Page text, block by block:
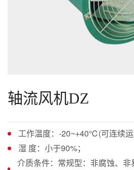
轴流风机DZ
工作温度：-20~+40℃(可连续运
湿 度：小于90%；
介质条件：常规型：非腐蚀、